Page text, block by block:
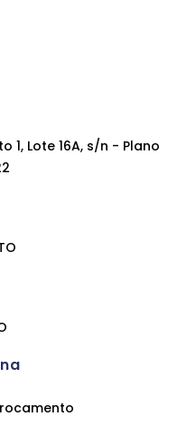
1, Lote 16A, s/n - Plano